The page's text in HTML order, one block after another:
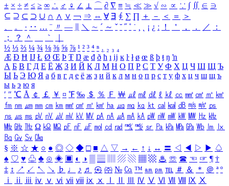
± × ÷ ≠ ≤ ≥ ∞ ∴ ♂ ♀ ∠ ⊥ ⌒ ∂ ∇ ≡ ≒ ≪ ≫ √ ∽ ∝ ∵ ∫ ∬ ∈ ∋
⊆ ⊇ ⊂ ⊃ ∪ ∩ ∧ ∨ ￢ ⇒ ⇔ ∀ ∃ ∮ ∑ ∏ ＋ － ＜ ＝
＞
、
。 · ‥ … ¨ 〃 ― ＼ ∼ ´ ～ ˇ ˘ ˝ ˚ ˙ ¸ ¡ ¿ ː ！ ＇ ， ． ／
：
；
？ ＾ ｀
½ ⅓ ⅔ ¼ ¾ ⅛ ⅜ ⅝ ⅞ ¹ ² ³ ⁴ ⁿ ₁ ₂ ₃ ₄
Æ Ð Ħ Ĳ Ł Ø Œ Þ Ŧ Ŋ æ đ ð ħ ı ĳ ĸ ŀ ł ø œ ß þ ŧ ŋ ŉ
А Б В Г Д Е Ё Ж З И Й К Л М Н О П Р С Т У Ф Х Ц Ч Ш Щ Ъ
Ы Ь Э Ю Я а б в г д е ё ж з и й к л м н о п р с т у ф х ц ч ш щ ъ
ы ь э ю я
′ ″ ℃ Å ￠ ￡ ￥ ¤ ℉ ‰ ＄ ％ Ｆ ￦ ㎕ ㎖ ㎗ ℓ ㎘ ㏄ ㎣ ㎤ ㎥ ㎦
㎙ ㎚ ㎛ ㎜ ㎝ ㎞ ㎟ ㎠ ㎡ ㎢ ㏊ ㎍ ㎎ ㎏ ㏏ ㎈ ㎉ ㏈ ㎧ ㎨ ㎰
㎱ ㎲ ㎳ ㎴ ㎵ ㎶ ㎷ ㎸ ㎹ ㎀ ㎁ ㎂ ㎃ ㎄ ㎺ ㎻ ㎽ ㎾ ㎿ ㎐ ㎑
㎒ ㎓ ㎔ Ω ㏀ ㏁ ㎊ ㎋ ㎌ ㏖ ㏅ ㎭ ㎮ ㎯ ㏛ ㎩ ㎪ ㎫ ㎬ ㏝ ㏐
㏓
㏃ ㏉ ㏜ ㏆
§ ※ ☆ ★ ○ ● ◎ ◇ ◆ □ ■ △ ▽ → ← ↑ ↓ ↔ 〓 ◁ ◀ ▷ ▶ ♤
♠ ♡ ♥ ♧ ♣ ⊙ ◈ ▣ ◐ ◑ ▒ ▤ ▨ ▧ ▦ ▩ ♨ ☏ ☎ ☜ ☞ ¶ †
‡ ↕ ↗ ↙ ↖ ↘ ♭ ♩ ♪ ♬ ㉿ ㈜ № ㏇ ™ ㏂ ㏘ ℡ ＃ ＆ ＊ ＠ ª º
ⅰ
ⅱ ⅲ ⅳ ⅴ ⅵ ⅶ ⅷ ⅸ ⅹ Ⅳ Ⅴ Ⅵ Ⅶ Ⅷ Ⅸ Ⅹ